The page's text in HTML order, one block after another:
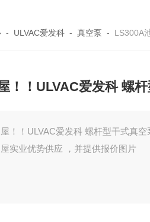
- ULVAC爱发科 -真空泵 - LS300A池田
！！ULVAC爱发科 螺
！！ULVAC爱发科 螺杆型干式真空
实业优势供应 ，并提供报价图片